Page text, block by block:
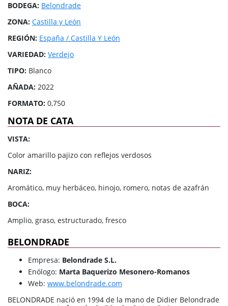
BODEGA: Belondrade
ZONA: Castilla y León
REGIÓN: España / Castilla Y León
VARIEDAD: Verdejo
TIPO: Blanco
AÑADA: 2022
FORMATO: 0,750
NOTA DE CATA
VISTA:
Color amarillo pajizo con reflejos verdosos
NARIZ:
Aromático, muy herbáceo, hinojo, romero, notas de azafrán
BOCA:
Amplio, graso, estructurado, fresco
BELONDRADE
Empresa: Belondrade S.L.
Enólogo: Marta Baquerizo Mesonero-Romanos
Web: www.belondrade.com
BELONDRADE nació en 1994 de la mano de Didier Belondrade